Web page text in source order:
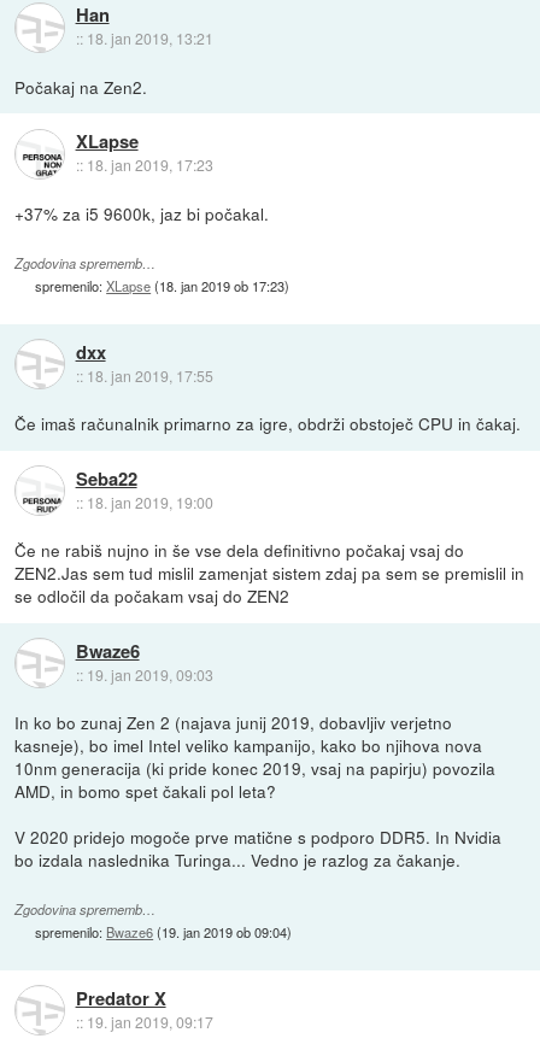
Han
:: 18. jan 2019, 13:21
Počakaj na Zen2.
XLapse
:: 18. jan 2019, 17:23
+37% za i5 9600k, jaz bi počakal.
Zgodovina sprememb…
spremenilo:XLapse(18. jan 2019 ob 17:23)
dxx
:: 18. jan 2019, 17:55
Če imaš računalnik primarno za igre, obdrži obstoječ CPU in čakaj.
Seba22
:: 18. jan 2019, 19:00
Če ne rabiš nujno in še vse dela definitivno počakaj vsaj do
ZEN2.Jas sem tud mislil zamenjat sistem zdaj pa sem se premislil in
se odločil da počakam vsaj do ZEN2
Bwaze6
:: 19. jan 2019, 09:03
In ko bo zunaj Zen 2 (najava junij 2019, dobavljiv verjetno
kasneje), bo imel Intel veliko kampanijo, kako bo njihova nova
10nm generacija (ki pride konec 2019, vsaj na papirju) povozila
AMD, in bomo spet čakali pol leta?
V 2020 pridejo mogoče prve matične s podporo DDR5. In Nvidia
bo izdala naslednika Turinga... Vedno je razlog za čakanje.
Zgodovina sprememb…
spremenilo: Bwaze6(19. jan 2019 ob 09:04)
Predator X
:: 19. jan 2019, 09:17